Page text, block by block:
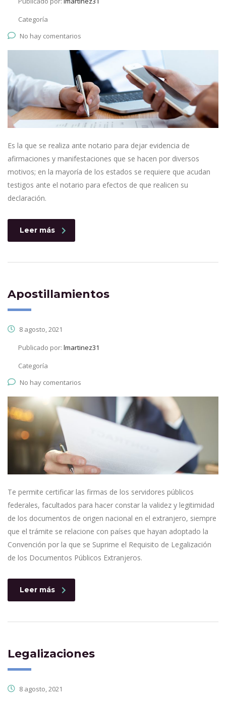
Categoría
No hay comentarios
Es la que se realiza ante notario para dejar evidencia de
afirmaciones y manifestaciones que se hacen por diversos
motivos; en la mayoría de los estados se requiere que acudan
testigos ante el notario para efectos de que realicen su
declaración.
Leer más
Apostillamientos
8 agosto, 2021
Publicado por: lmartinez31
Categoría
No hay comentarios
Te permite certificar las firmas de los servidores públicos
federales, facultados para hacer constar la validez y legitimidad
de los documentos de origen nacional en el extranjero, siempre
que el trámite se relacione con países que hayan adoptado la
Convención por la que se Suprime el Requisito de Legalización
de los Documentos Públicos Extranjeros.
Leer más
Legalizaciones
8 agosto, 2021